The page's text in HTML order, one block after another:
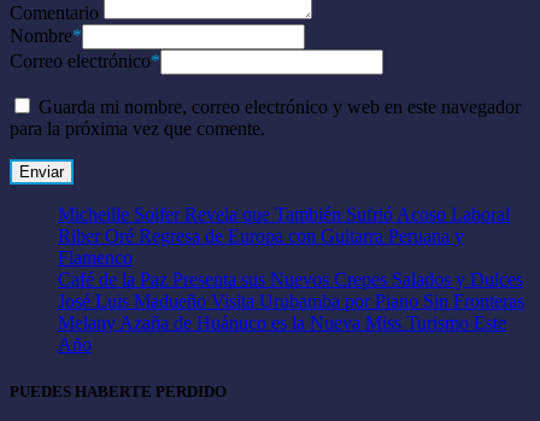
Comentario
Nombre*
Correo electrónico*
Guarda mi nombre, correo electrónico y web en este navegador
para la próxima vez que comente.
Micheille Soifer Revela que También Sufrió Acoso Laboral
Riber Oré Regresa de Europa con Guitarra Peruana y
Flamenco
Café de la Paz Presenta sus Nuevos Crepes Salados y Dulces
José Luis Madueño Visita Urubamba por Piano Sin Fronteras
Melany Azaña de Huánuco es la Nueva Miss Turismo Este
Año
PUEDES HABERTE PERDIDO